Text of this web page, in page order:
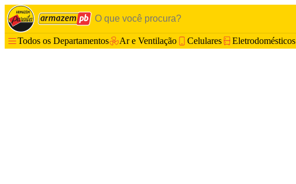
Todos os Departamentos Ar e Ventilação Celulares Eletrodomésticos